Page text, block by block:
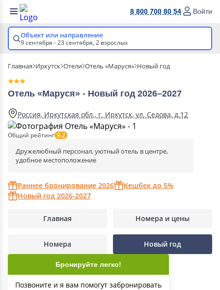
8 800 700 80 54 Войти
Объект или направление
9 сентября - 23 сентября, 2 взрослых
Главная Иркутск Отели Отель «Маруся» Новый год
Отель «Маруся» - Новый год 2026–2027
Россия, Иркутская обл., г. Иркутск, ул. Седова, д.12
Общий рейтинг 9.2
Дружелюбный персонал, уютный отель в центре,
удобное местоположение
Раннее бронирование 2026
Кешбек до 5%
Новый год 2026-2027
Главная Номера и цены
Номера Новый год
Бронируйте легко!
Позвоните и я вам помогут забронировать